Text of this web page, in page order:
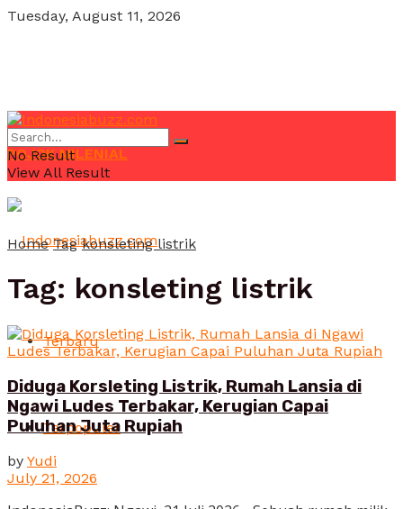
Tuesday, August 11, 2026
POJOK MILENIAL
Terbaru
Terpopuler
No Result
View All Result
Home Tag konsleting listrik
Tag: konsleting listrik
Diduga Korsleting Listrik, Rumah Lansia di
Ngawi Ludes Terbakar, Kerugian Capai
Puluhan Juta Rupiah
by Yudi
July 21, 2026